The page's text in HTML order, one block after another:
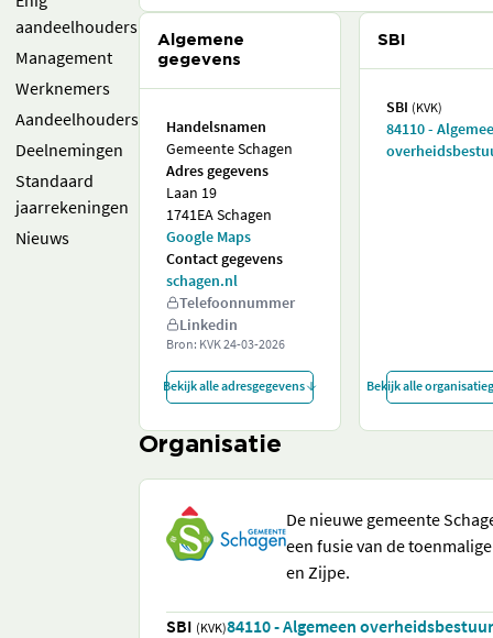
aandeelhouders
Management
Werknemers
Aandeelhouders
Deelnemingen
Standaard
jaarrekeningen
Nieuws
Algemene
gegevens
Handelsnamen
Gemeente Schagen
Adres gegevens
Laan 19
1741EA Schagen
Google Maps
Contact gegevens
schagen.nl
Telefoonnummer
Linkedin
Bron: KVK24-03-2026
Bekijk alle adresgegevens
SBI
SBI (KVK)
84110 -
Bekijk alle
Organisatie
De nieuwe gemeente
een fusie van de
en Zijpe.
SBI (KVK)84110 - Algemeen overheidsbestuur